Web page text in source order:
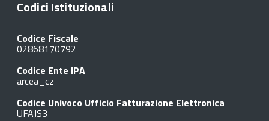
Codici Istituzionali
Codice Fiscale
02868170792
Codice Ente IPA
arcea_cz
Codice Univoco Ufficio Fatturazione Elettronica
UFAJS3